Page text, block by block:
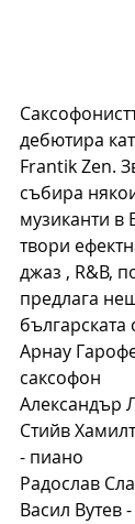
дебютира
Frantik Zen.
събира
музиканти в
твори
джаз , R&B,
предлага
българската
Арнау
саксофон
Александър
Стийв
- пиано
Радослав
Васил Вутев